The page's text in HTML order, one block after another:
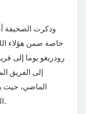
وذكرت الصحيفة
خاصة ضمن هؤلاء
رودريغو يوما إلى
إلى الفريق
الماضي، حيث
العاصمة الإسبانية خلال الصيف القادم.